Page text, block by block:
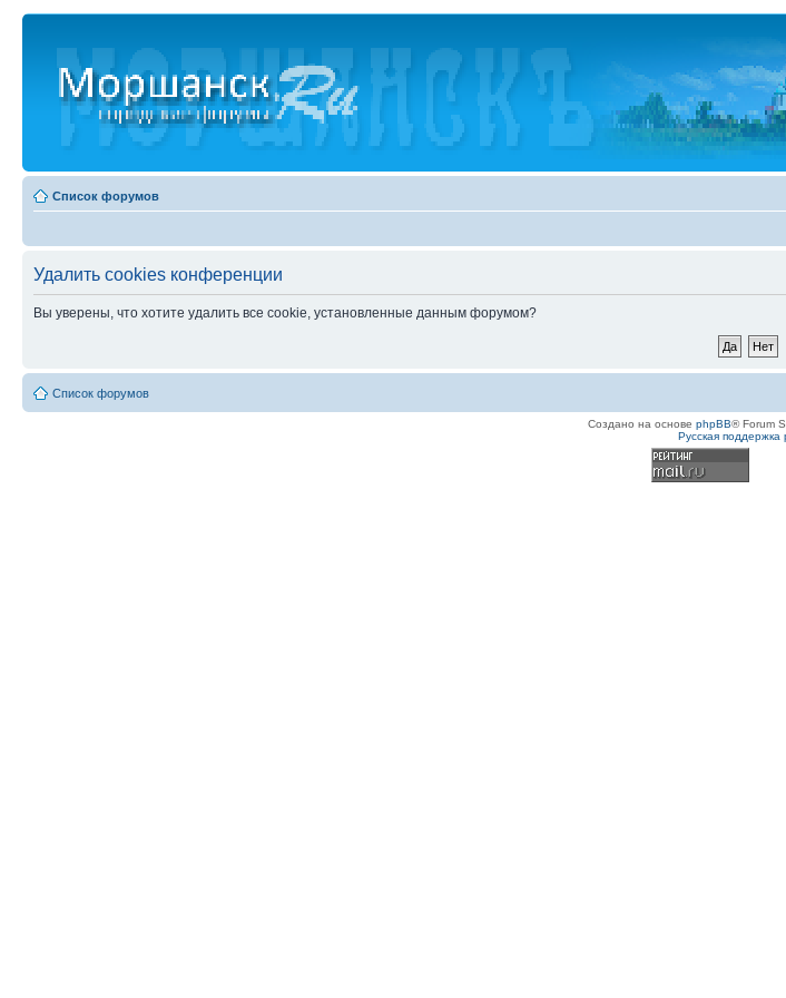
Список форумов
Удалить cookies конференции
Вы уверены, что хотите удалить все cookie, установленные данным форумом?
Список форумов
Создано на основе phpBB® Forum
Русская поддержка